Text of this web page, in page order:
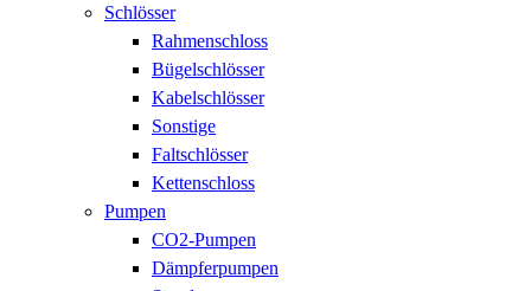
Schlösser
Rahmenschloss
Bügelschlösser
Kabelschlösser
Sonstige
Faltschlösser
Kettenschloss
Pumpen
CO2-Pumpen
Dämpferpumpen